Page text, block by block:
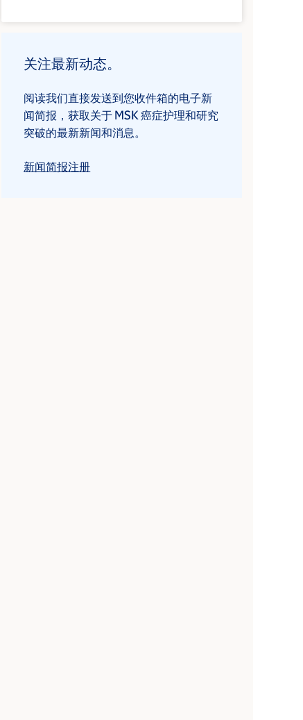
关注最新动态。
阅读我们直接发送到您收件箱的电子新
闻简报，获取关于 MSK 癌症护理和研究
突破的最新新闻和消息。
新闻简报注册